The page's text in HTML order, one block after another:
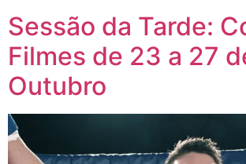
Sessão da Tarde:
Filmes de 23 a 27
Outubro